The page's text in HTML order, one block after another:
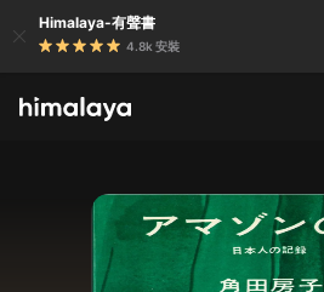
Himalaya-有聲書
4.8k 安裝